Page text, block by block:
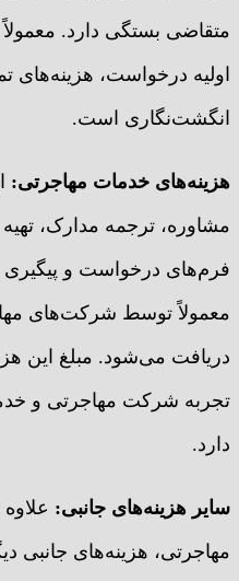
متقاضی بستگی دارد.
اولیه درخواست، هزینه‌های
انگشت‌نگاری است.
هزینه‌های خدمات مهاجرتی:
مشاوره، ترجمه مدارک،
فرم‌های درخواست و پیگیری
معمولاً توسط شرکت‌های
دریافت می‌شود. مبلغ این
تجربه شرکت مهاجرتی و
دارد.
سایر هزینه‌های جانبی:
مهاجرتی، هزینه‌های جانبی